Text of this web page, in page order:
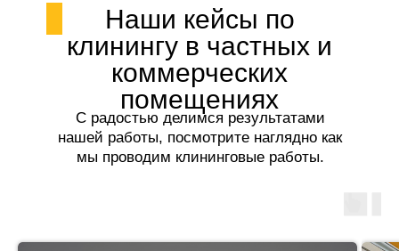
Наши кейсы по
клинингу в частных и
коммерческих
помещениях
С радостью делимся результатами
нашей работы, посмотрите наглядно как
мы проводим клининговые работы.